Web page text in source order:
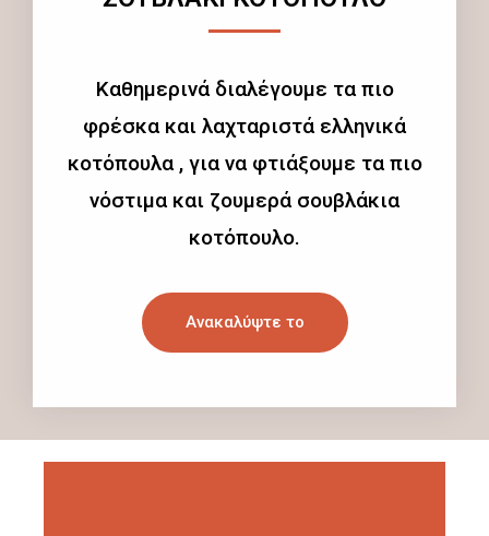
Καθημερινά διαλέγουμε τα πιο
φρέσκα και λαχταριστά ελληνικά
κοτόπουλα , για να φτιάξουμε τα πιο
νόστιμα και ζουμερά σουβλάκια
κοτόπουλο.
Ανακαλύψτε το